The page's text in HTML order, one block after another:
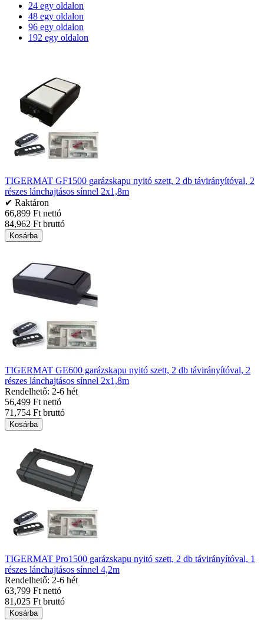
24 egy oldalon
48 egy oldalon
96 egy oldalon
192 egy oldalon
TIGERMAT GF1500 garázskapu nyitó szett, 2 db távirányítóval, 2
részes lánchajtásos sínnel 2x1,8m
✔ Raktáron
66,899 Ft nettó
84,962 Ft bruttó
Kosárba
TIGERMAT GE600 garázskapu nyitó szett, 2 db távirányítóval, 2
részes lánchajtásos sínnel 2x1,8m
Rendelhető: 2-6 hét
56,499 Ft nettó
71,754 Ft bruttó
Kosárba
TIGERMAT Pro1500 garázskapu nyitó szett, 2 db távirányítóval, 1
részes lánchajtásos sínnel 4,2m
Rendelhető: 2-6 hét
63,799 Ft nettó
81,025 Ft bruttó
Kosárba